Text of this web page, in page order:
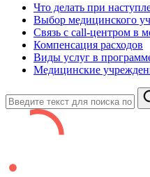
Что делать при
Выбор медицинского
Связь с сall-центром в
Компенсация расходов
Виды услуг в
Медицинские